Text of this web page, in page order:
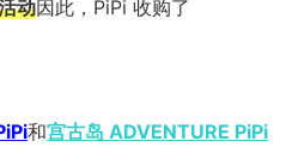
动因此，PiPi 收购了
和宫古岛 ADVENTURE PiPi